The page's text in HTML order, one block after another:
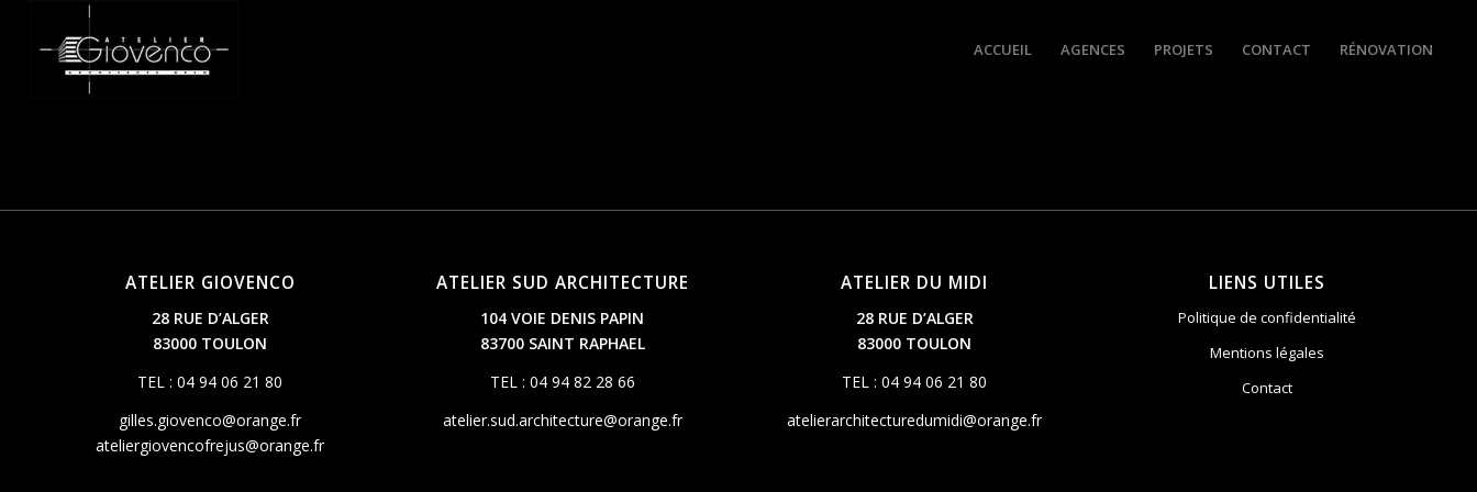
ACCUEIL AGENCES PROJETS CONTACT RÉNOVATION
ATELIER GIOVENCO
28 RUE D’ALGER
83000 TOULON
TEL : 04 94 06 21 80
gilles.giovenco@orange.fr
ateliergiovencofrejus@orange.fr
ATELIER SUD ARCHITECTURE
104 VOIE DENIS PAPIN
83700 SAINT RAPHAEL
TEL : 04 94 82 28 66
atelier.sud.architecture@orange.fr
ATELIER DU MIDI
28 RUE D’ALGER
83000 TOULON
TEL : 04 94 06 21 80
atelierarchitecturedumidi@orange.fr
LIENS UTILES
Politique de confidentialité
Mentions légales
Contact